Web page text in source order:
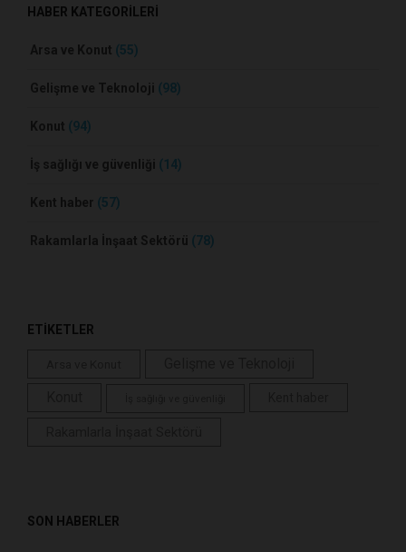
HABER KATEGORİLERİ
Arsa ve Konut (55)
Gelişme ve Teknoloji (98)
Konut (94)
İş sağlığı ve güvenliği (14)
Kent haber (57)
Rakamlarla İnşaat Sektörü (78)
ETİKETLER
SON HABERLER